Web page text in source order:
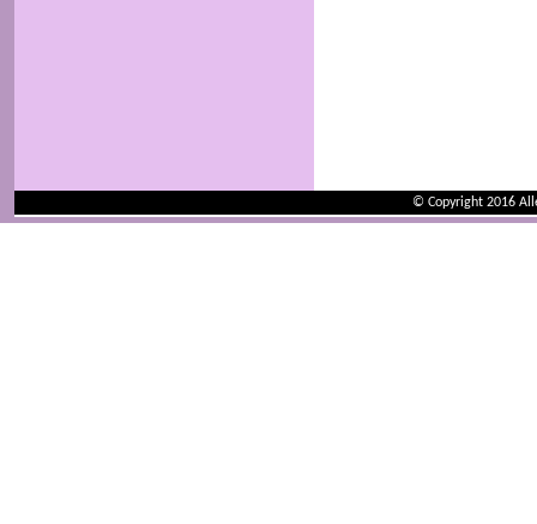
© Copyright 2016